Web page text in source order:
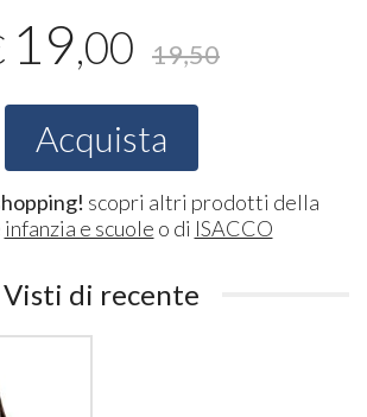
19,00 19,50
Acquista
scopri altri prodotti della
infanzia e scuole o di ISACCO
Visti di recente